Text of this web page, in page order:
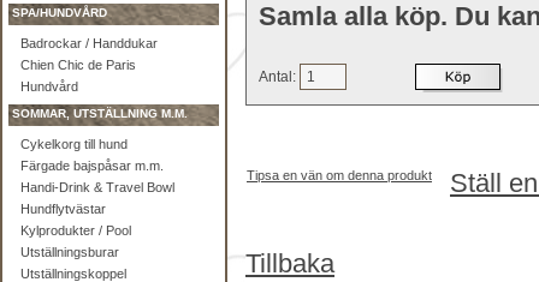
SPA/HUNDVÅRD
Badrockar / Handdukar
Chien Chic de Paris
Hundvård
SOMMAR, UTSTÄLLNING M.M.
Cykelkorg till hund
Färgade bajspåsar m.m.
Handi-Drink & Travel Bowl
Hundflytvästar
Kylprodukter / Pool
Utställningsburar
Utställningskoppel
Samla alla köp. Du
Antal:
Tipsa en vän om denna produkt Ställ
Tillbaka